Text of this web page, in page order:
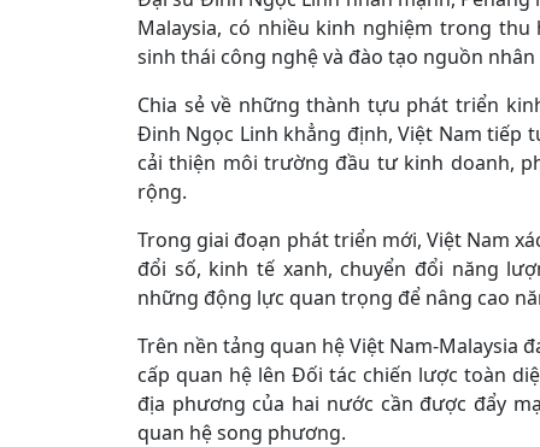
Malaysia, có nhiều kinh nghiệm trong
sinh thái công nghệ và đào tạo nguồn
Chia sẻ về những thành tựu phát triển
Đinh Ngọc Linh khẳng định, Việt Nam tiếp
cải thiện môi trường đầu tư kinh doanh,
rộng.
Trong giai đoạn phát triển mới, Việt Nam
đổi số, kinh tế xanh, chuyển đổi năng
những động lực quan trọng để nâng cao
Trên nền tảng quan hệ Việt Nam-Malaysia
cấp quan hệ lên Đối tác chiến lược toàn
địa phương của hai nước cần được đẩy
quan hệ song phương.